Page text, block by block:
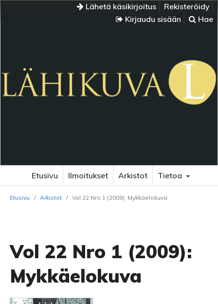
Lähetä käsikirjoitus
Rekisteröidy
Kirjaudu sisään
Hae
Etusivu Ilmoitukset Arkistot Tietoa
Etusivu / Arkistot / Vol 22 Nro 1 (2009): Mykkäelokuva
Vol 22 Nro 1 (2009):
Mykkäelokuva